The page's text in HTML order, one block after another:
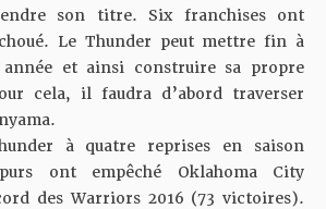
son titre. Six franchises ont
Le Thunder peut mettre fin à
et ainsi construire sa propre
cela, il faudra d’abord traverser
à quatre reprises en saison
ont empêché Oklahoma City
des Warriors 2016 (73 victoires).